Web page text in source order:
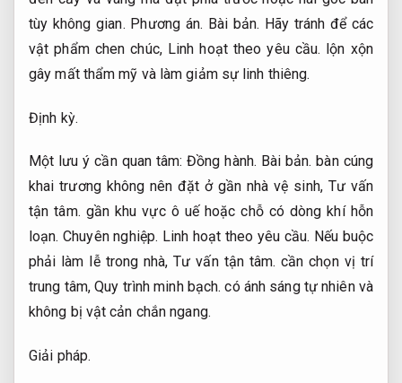
tùy không gian. Phương án. Bài bản. Hãy tránh để các
vật phẩm chen chúc, Linh hoạt theo yêu cầu. lộn xộn
gây mất thẩm mỹ và làm giảm sự linh thiêng.
Định kỳ.
Một lưu ý cần quan tâm:Đồng hành. Bài bản. bàn cúng
khai trương không nên đặt ở gần nhà vệ sinh, Tư vấn
tận tâm. gần khu vực ô uế hoặc chỗ có dòng khí hỗn
loạn.Chuyên nghiệp. Linh hoạt theo yêu cầu. Nếu buộc
phải làm lễ trong nhà,Tư vấn tận tâm. cần chọn vị trí
trung tâm,Quy trình minh bạch. có ánh sáng tự nhiên và
không bị vật cản chắn ngang.
Giải pháp.